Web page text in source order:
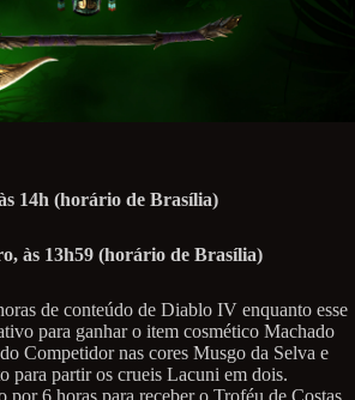
14h (horário de Brasília)
às 13h59 (horário de Brasília)
de conteúdo de Diablo IV enquanto esse
para ganhar o item cosmético Machado
Competidor nas cores Musgo da Selva e
para partir os crueis Lacuni em dois.